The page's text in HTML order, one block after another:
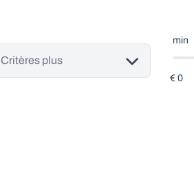
Critères plus
min